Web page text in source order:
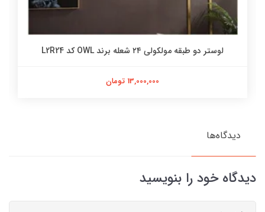
لوستر دو طبقه مولکولی ۲۴ شعله برند OWL کد L2R24
13,000,000 تومان
دیدگاه‌ها
دیدگاه خود را بنویسید